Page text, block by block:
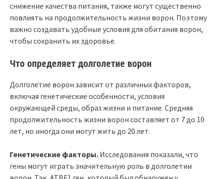
снижение качества питания, также могут существенно
повлиять на продолжительность жизни ворон. Поэтому
важно создавать удобные условия для обитания ворон,
чтобы сохранить их здоровье.
Что определяет долголетие ворон
Долголетие ворон зависит от различных факторов,
включая генетические особенности, условия
окружающей среды, образ жизни и питание. Средняя
продолжительность жизни ворон составляет от 7 до 10
лет, но иногда они могут жить до 20 лет.
Генетические факторы. Исследования показали, что
гены могут играть значительную роль в долголетии